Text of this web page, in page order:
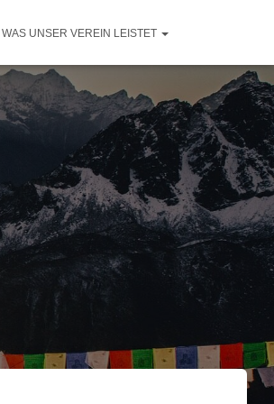
WAS UNSER VEREIN LEISTET